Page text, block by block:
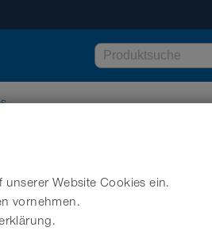
Website Cookies ein.
vornehmen.